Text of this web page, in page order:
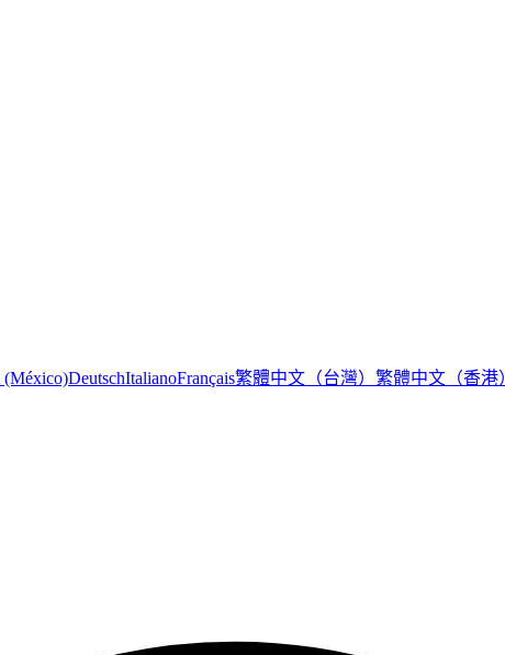
(México)DeutschItalianoFrançais繁體中文（台灣） 繁體中文（香港）